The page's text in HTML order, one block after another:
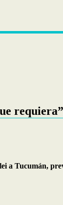
requiera”
a Tucumán,